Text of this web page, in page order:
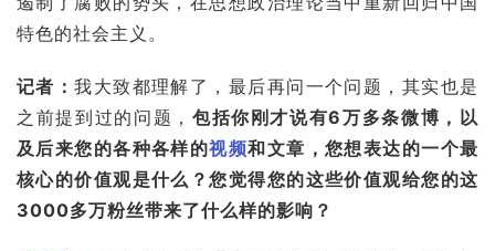
特色的社会主义。
记者：我大致都理解了，最后再问一个问题，其实也是
之前提到过的问题， 包括你刚才说有6万多条微博，以
及后来您的各种各样的视频和文章，您想表达的一个最
核心的价值观是什么？您觉得您的这些价值观给您的这
3000多万粉丝带来了什么样的影响？